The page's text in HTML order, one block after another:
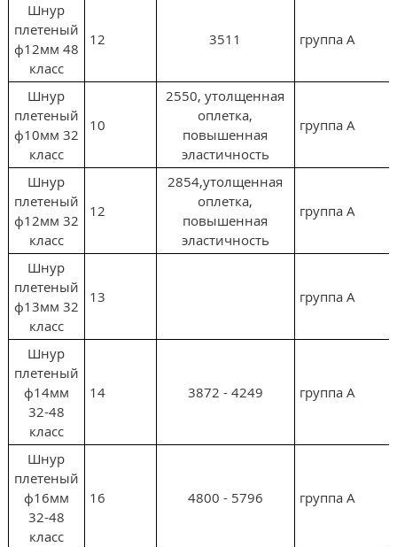
Шнур
плетеный
ф12мм 48
класс
12 3511 группа А
Шнур
плетеный
ф10мм 32
класс
10
2550, утолщенная
оплетка,
повышенная
эластичность
группа А
Шнур
плетеный
ф12мм 32
класс
12
2854,утолщенная
оплетка,
повышенная
эластичность
группа А
Шнур
плетеный
ф13мм 32
класс
13 группа А
Шнур
плетеный
ф14мм
32-48
класс
14 3872 - 4249 группа А
Шнур
плетеный
ф16мм
32-48
класс
16 4800 - 5796 группа А